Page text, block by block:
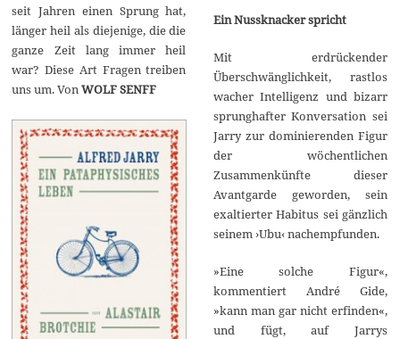
seit Jahren einen Sprung hat,
länger heil als diejenige, die die
ganze Zeit lang immer heil
war? Diese Art Fragen treiben
uns um. VonWOLF SENFF
Ein Nussknacker spricht
Mit erdrückender
Überschwänglichkeit, rastlos
wacher Intelligenz und bizarr
sprunghafter Konversation sei
Jarry zur dominierenden Figur
der wöchentlichen
Zusammenkünfte dieser
Avantgarde geworden, sein
exaltierter Habitus sei gänzlich
seinem ›Ubu‹ nachempfunden.
»Eine solche Figur«,
kommentiert André Gide,
»kann man gar nicht erfinden«,
und fügt, auf Jarrys